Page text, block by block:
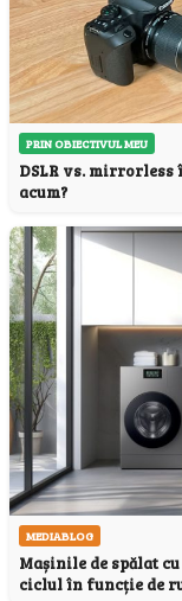
PRIN OBIECTIVUL MEU
DSLR vs. mirrorless
acum?
MEDIABLOG
Mașinile de spălat
ciclul în funcție de